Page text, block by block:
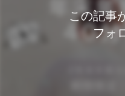
この記事
フォ